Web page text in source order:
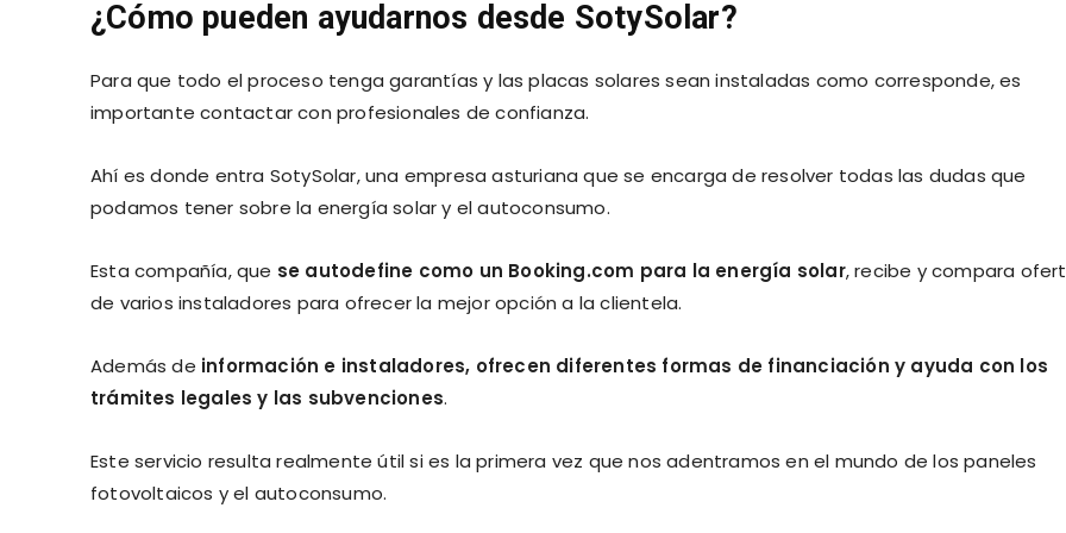
¿Cómo pueden ayudarnos desde SotySolar?
Para que todo el proceso tenga garantías y las placas solares sean instaladas como corresponde, es
importante contactar con profesionales de confianza.
Ahí es donde entra SotySolar, una empresa asturiana que se encarga de resolver todas las dudas que
podamos tener sobre la energía solar y el autoconsumo.
Esta compañía, que se autodefine como un Booking.com para la energía solar, recibe y compara
de varios instaladores para ofrecer la mejor opción a la clientela.
Además de información e instaladores, ofrecen diferentes formas de financiación y ayuda con los
trámites legales y las subvenciones.
Este servicio resulta realmente útil si es la primera vez que nos adentramos en el mundo de los paneles
fotovoltaicos y el autoconsumo.